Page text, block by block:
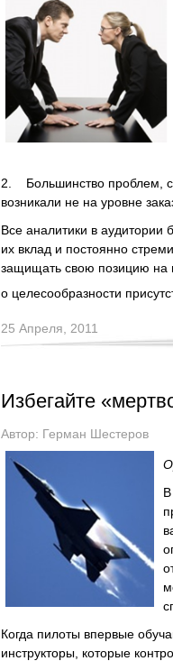
2. Большинство проблем,
возникали не на уровне
Все аналитики в
их вклад и постоянно
защищать свою позицию на
о целесообразности
25 Апреля, 2011
Избегайте
Автор: Герман Шестеров
Когда пилоты впервые
инструкторы, которые